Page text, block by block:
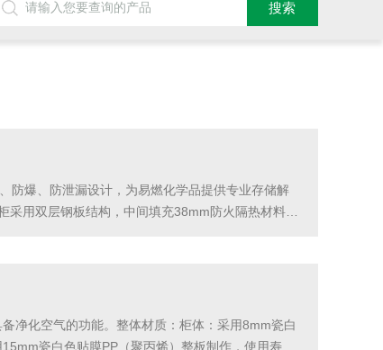
防爆、防泄漏设计，为易燃化学品提供专业存储解
用双层钢板结构，中间填充38mm防火隔热材料，
净化空气的功能。整体材质：柜体：采用8mm瓷白
瓷白色贴膜PP（聚丙烯）整板制作，使用寿命